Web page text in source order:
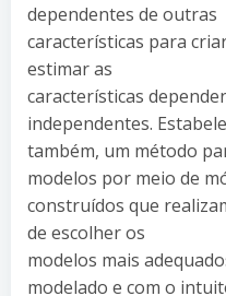
dependentes de outras
características para
estimar as
características
independentes.
também, um método
modelos por meio de
construídos que
de escolher os
modelos mais
modelado e com o